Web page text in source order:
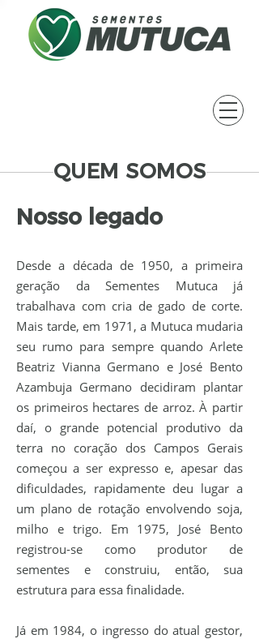
QUEM SOMOS
Nosso legado
Desde a década de 1950, a primeira
geração da Sementes Mutuca já
trabalhava com cria de gado de corte.
Mais tarde, em 1971, a Mutuca mudaria
seu rumo para sempre quando Arlete
Beatriz Vianna Germano e José Bento
Azambuja Germano decidiram plantar
os primeiros hectares de arroz. À partir
daí, o grande potencial produtivo da
terra no coração dos Campos Gerais
começou a ser expresso e, apesar das
dificuldades, rapidamente deu lugar a
um plano de rotação envolvendo soja,
milho e trigo. Em 1975, José Bento
registrou-se como produtor de
sementes e construiu, então, sua
estrutura para essa finalidade. ​
Já em 1984, o ingresso do atual gestor,